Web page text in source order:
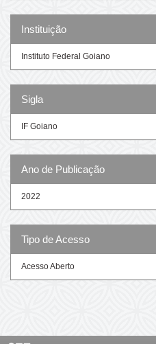
Instituição
Instituto Federal Goiano
Sigla
IF Goiano
Ano de Publicação
2022
Tipo de Acesso
Acesso Aberto